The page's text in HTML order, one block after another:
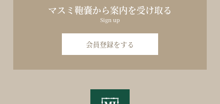
マスミ鞄嚢から案内を受け取る
Sign up
会員登録をする